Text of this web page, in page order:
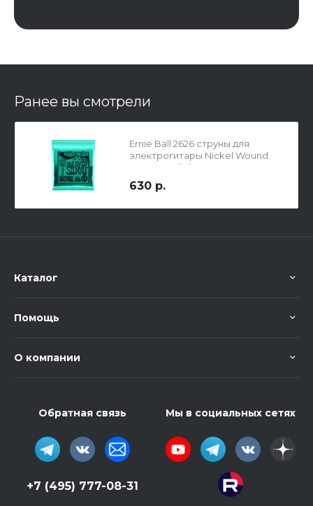
Ранее вы смотрели
Ernie Ball 2626 струны для
электрогитары Nickel Wound
Not Even Slinky
630 р.
Каталог
Помощь
О компании
Обратная связь
+7 (495) 777-08-31
Мы в социальных сетях